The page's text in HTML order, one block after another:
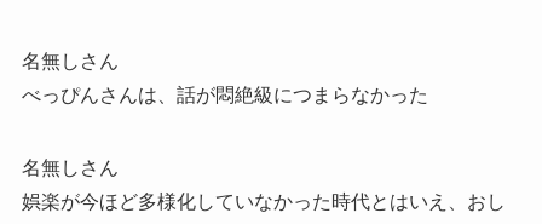
名無しさん
べっぴんさんは、話が悶絶級につまらなかった
名無しさん
娯楽が今ほど多様化していなかった時代とはいえ、おし